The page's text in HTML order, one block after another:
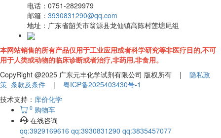
电话： 0751-2829979
邮箱： 3930831290@qq.com
地址： 广东省韶关市翁源县龙仙镇高陈村莲塘尾组
本网站销售的所有产品仅用于工业应用或者科学研究等非医疗目的,不可
用于人类或动物的临床诊断或者治疗,非药用,非食用。
CopyRight @2025 广东元丰化学试剂有限公司 版权所有 | 隐私政
策 条款及条件 | 粤ICP备2025403430号-1
技术支持： 库价化学
0 购物车
在线咨询
qq:3929169616 qq:3930831290 qq:3835457077